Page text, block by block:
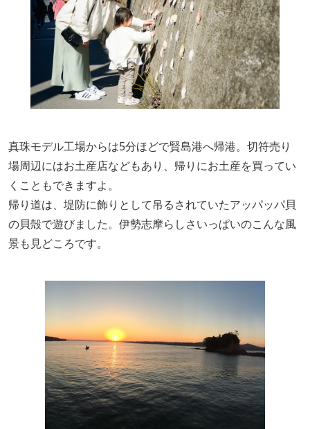
真珠モデル工場からは5分ほどで賢島港へ帰港。切符売り
場周辺にはお土産店などもあり、帰りにお土産を買ってい
くこともできますよ。
帰り道は、堤防に飾りとして吊るされていたアッパッパ貝
の貝殻で遊びました。伊勢志摩らしさいっぱいのこんな風
景も見どころです。